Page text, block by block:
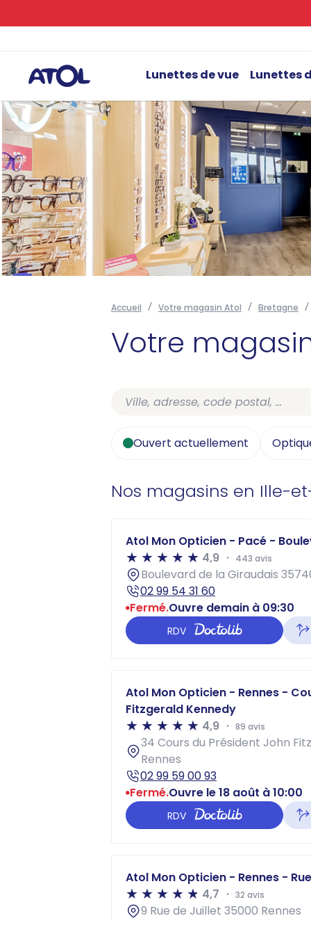
Lunettes de vue Lunettes
Accueil Votre magasin Atol Bretagne
Votre
Ouvert actuellement
Nos magasins en Ille-
Atol Mon Opticien - Pacé -
4,9
443 avis
Boulevard de la Giraudais
02 99 54 31 60
Fermé.Ouvre demain à 09:30
RDV
Atol Mon Opticien - Rennes -
Fitzgerald Kennedy
4,9
89 avis
34 Cours du Président John
Rennes
02 99 59 00 93
Fermé.Ouvre le 18 août à 10:00
RDV
Atol Mon Opticien - Rennes -
4,7
32 avis
9 Rue de Juillet 35000 Rennes